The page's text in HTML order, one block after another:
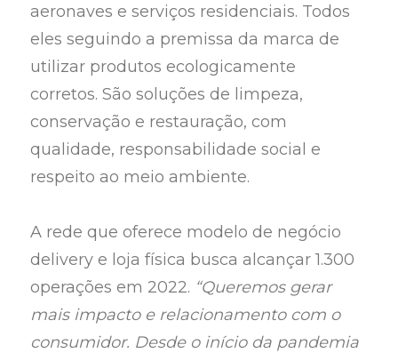
aeronaves e serviços residenciais. Todos
eles seguindo a premissa da marca de
utilizar produtos ecologicamente
corretos. São soluções de limpeza,
conservação e restauração, com
qualidade, responsabilidade social e
respeito ao meio ambiente.
A rede que oferece modelo de negócio
delivery e loja física busca alcançar 1.300
operações em 2022. “Queremos gerar
mais impacto e relacionamento com o
consumidor. Desde o início da pandemia